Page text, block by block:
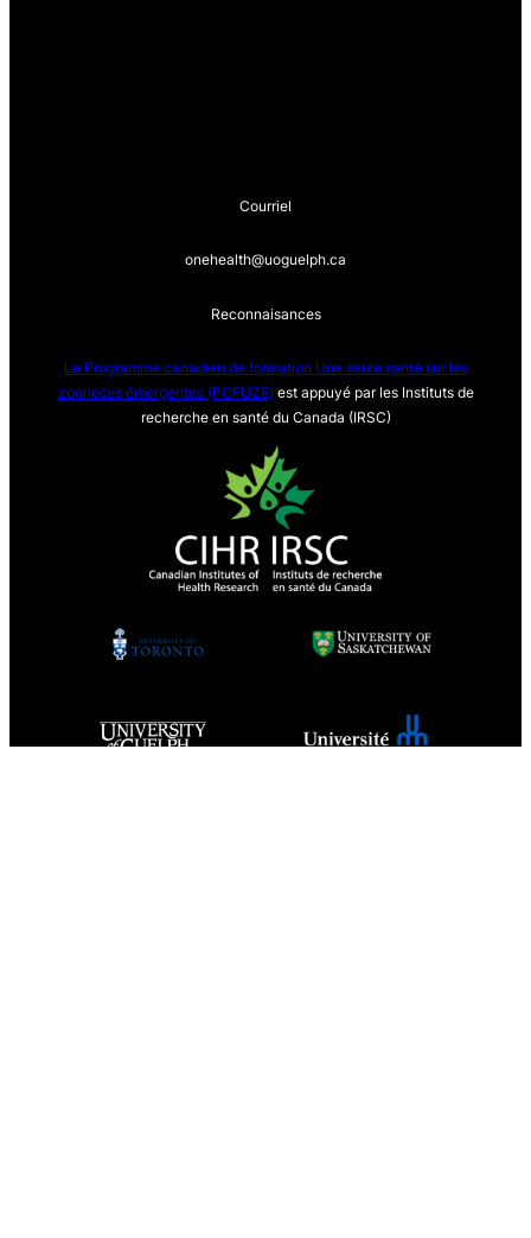
Courriel
onehealth@uoguelph.ca
Reconnaisances
Le Programme canadien de formation Une seule santé sur les
zoonoses émergentes (PCFUZE) est appuyé par les Instituts de
recherche en santé du Canada (IRSC)